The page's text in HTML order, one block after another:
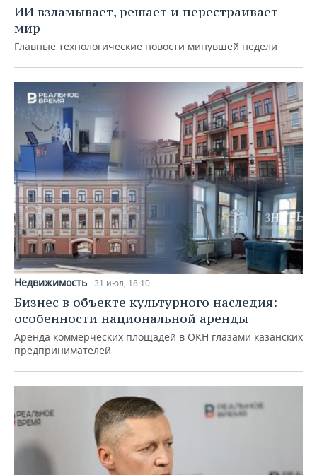
ИИ взламывает, решает и перестраивает
мир
Главные технологические новости минувшей недели
Недвижимость 31 июл, 18:10
Бизнес в объекте культурного наследия:
особенности национальной аренды
Аренда коммерческих площадей в ОКН глазами казанских
предпринимателей